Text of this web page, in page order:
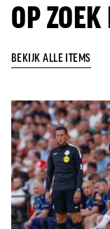
OP
BEKIJK ALLE ITEMS